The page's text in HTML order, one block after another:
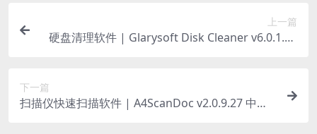
上一篇
硬盘清理软件 | Glarysoft Disk Cleaner v6.0.1.36
下一篇
扫描仪快速扫描软件 | A4ScanDoc v2.0.9.27 中文